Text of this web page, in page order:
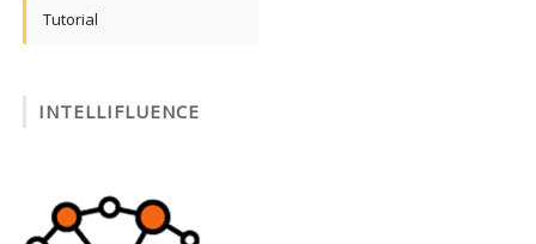
Tutorial
INTELLIFLUENCE